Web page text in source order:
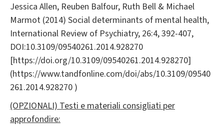
Jessica Allen, Reuben Balfour, Ruth Bell & Michael
Marmot (2014) Social determinants of mental health,
International Review of Psychiatry, 26:4, 392-407,
DOI:10.3109/09540261.2014.928270
[https://doi.org/10.3109/09540261.2014.928270]
(https://www.tandfonline.com/doi/abs/10.3109/09540
261.2014.928270 )
(OPZIONALI) Testi e materiali consigliati per
approfondire: